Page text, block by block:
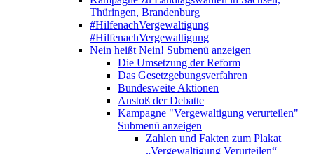
Thüringen, Brandenburg
#HilfenachVergewaltigung
#HilfenachVergewaltigung
Nein heißt Nein! Submenü anzeigen
Die Umsetzung der Reform
Das Gesetzgebungsverfahren
Bundesweite Aktionen
Anstoß der Debatte
Kampagne "Vergewaltigung verurteilen"
Submenü anzeigen
Zahlen und Fakten zum Plakat
„Vergewaltigung Verurteilen“